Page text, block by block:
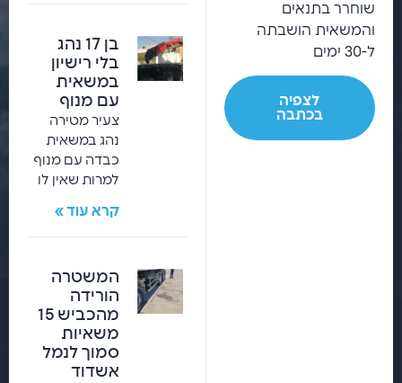
שוחרר בתנאים
והמשאית הושבתה
ל-30 ימים
לצפיה
בכתבה
בן 17 נהג
בלי רישיון
במשאית
עם מנוף
צעיר מטירה
נהג במשאית
כבדה עם מנוף
למרות שאין לו
קרא עוד »
המשטרה
הורידה
מהכביש 15
משאיות
סמוך לנמל
אשדוד